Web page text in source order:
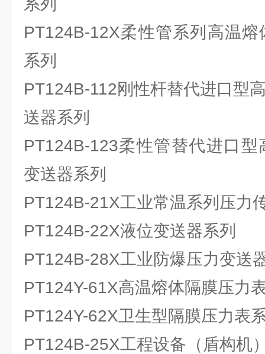
系列
PT124B-12X柔性管系列高温
系列
PT124B-112刚性杆替代进口型
送器系列
PT124B-123柔性管替代进口
变送器系列
PT124B-21X工业常温系列压力
PT124B-22X液位变送器系列
PT124B-28X工业防爆压力变送
PT124Y-61X高温熔体隔膜压力
PT124Y-62X卫生型隔膜压力表
PT124B-25X工程设备（盾构机